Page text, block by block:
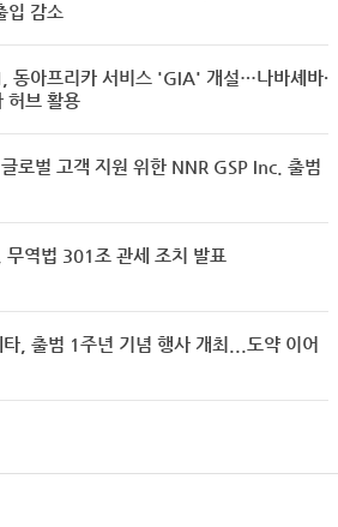
입 감소
동아프리카 서비스 'GIA' 개설…나바셰바·
허브 활용
로벌 고객 지원 위한 NNR GSP Inc. 출범
무역법 301조 관세 조치 발표
타, 출범 1주년 기념 행사 개최...도약 이어